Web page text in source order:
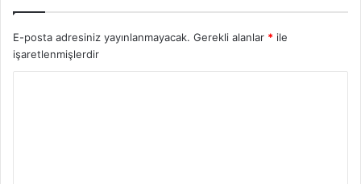
E-posta adresiniz yayınlanmayacak. Gerekli alanlar * ile
işaretlenmişlerdir